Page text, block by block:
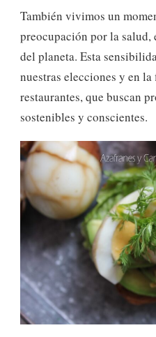
También vivimos un
preocupación por la
del planeta. Esta
nuestras elecciones y en
restaurantes, que buscan
sostenibles y conscientes.